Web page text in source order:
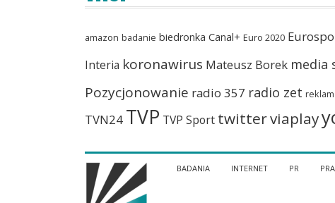
amazon badanie biedronka Canal+ Euro 2020
Interia koronawirus Mateusz Borek media
Pozycjonowanie radio 357 radio zet
TVN24 TVP TVP Sport twitterviaplay
BADANIA INTERNET PR